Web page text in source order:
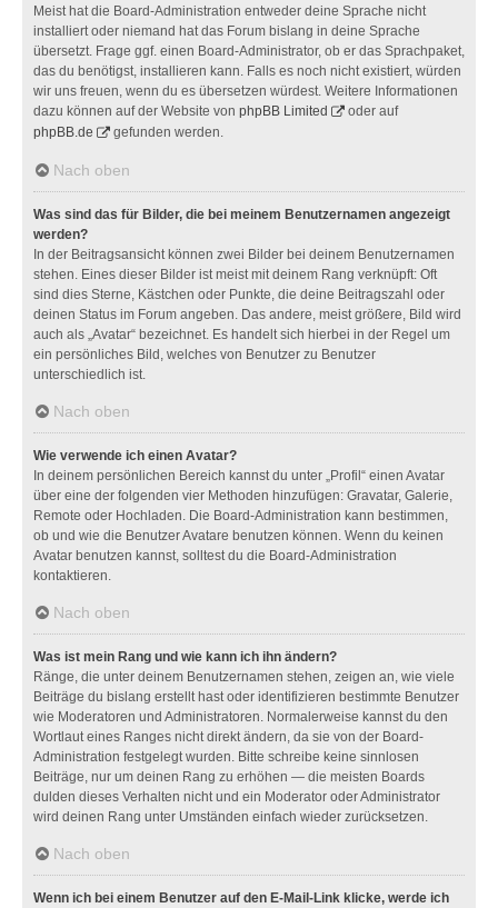
Meist hat die Board-Administration entweder deine Sprache nicht
installiert oder niemand hat das Forum bislang in deine Sprache
übersetzt. Frage ggf. einen Board-Administrator, ob er das Sprachpaket,
das du benötigst, installieren kann. Falls es noch nicht existiert, würden
wir uns freuen, wenn du es übersetzen würdest. Weitere Informationen
dazu können auf der Website von phpBB Limited
oder auf
phpBB.de
gefunden werden.
Nach oben
Was sind das für Bilder, die bei meinem Benutzernamen angezeigt
werden?
In der Beitragsansicht können zwei Bilder bei deinem Benutzernamen
stehen. Eines dieser Bilder ist meist mit deinem Rang verknüpft: Oft
sind dies Sterne, Kästchen oder Punkte, die deine Beitragszahl oder
deinen Status im Forum angeben. Das andere, meist größere, Bild wird
auch als „Avatar“ bezeichnet. Es handelt sich hierbei in der Regel um
ein persönliches Bild, welches von Benutzer zu Benutzer
unterschiedlich ist.
Nach oben
Wie verwende ich einen Avatar?
In deinem persönlichen Bereich kannst du unter „Profil“ einen Avatar
über eine der folgenden vier Methoden hinzufügen: Gravatar, Galerie,
Remote oder Hochladen. Die Board-Administration kann bestimmen,
ob und wie die Benutzer Avatare benutzen können. Wenn du keinen
Avatar benutzen kannst, solltest du die Board-Administration
kontaktieren.
Nach oben
Was ist mein Rang und wie kann ich ihn ändern?
Ränge, die unter deinem Benutzernamen stehen, zeigen an, wie viele
Beiträge du bislang erstellt hast oder identifizieren bestimmte Benutzer
wie Moderatoren und Administratoren. Normalerweise kannst du den
Wortlaut eines Ranges nicht direkt ändern, da sie von der Board-
Administration festgelegt wurden. Bitte schreibe keine sinnlosen
Beiträge, nur um deinen Rang zu erhöhen — die meisten Boards
dulden dieses Verhalten nicht und ein Moderator oder Administrator
wird deinen Rang unter Umständen einfach wieder zurücksetzen.
Nach oben
Wenn ich bei einem Benutzer auf den E-Mail-Link klicke, werde ich